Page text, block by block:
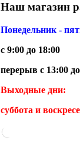
Наш магазин
Понедельник -
с 9:00 до 18:00
перерыв с 13:00
Выходные дни:
суббота и